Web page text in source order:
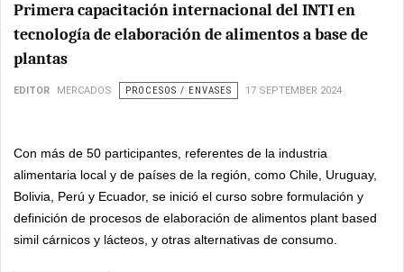
Primera capacitación internacional del INTI en
tecnología de elaboración de alimentos a base de
plantas
EDITOR MERCADOS PROCESOS / ENVASES 17 SEPTEMBER 2024
Con más de 50 participantes, referentes de la industria
alimentaria local y de países de la región, como Chile, Uruguay,
Bolivia, Perú y Ecuador, se inició el curso sobre formulación y
definición de procesos de elaboración de alimentos plant based
simil cárnicos y lácteos, y otras alternativas de consumo.